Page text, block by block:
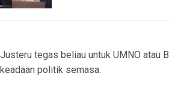
Justeru tegas beliau untuk UMNO atau
keadaan politik semasa.